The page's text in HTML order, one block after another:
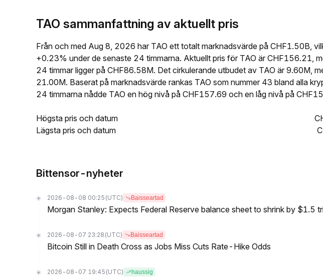
TAO sammanfattning av aktuellt pris
Från och med Aug 8, 2026 har TAO ett totalt marknadsvärde på CHF1.50B,
+0.23% under de senaste 24 timmarna. Aktuellt pris för TAO är CHF156.21,
24 timmar ligger på CHF86.58M. Det cirkulerande utbudet av TAO är 9.60M,
21.00M. Baserat på marknadsvärde rankas TAO som nummer 43 bland alla
24 timmarna nådde TAO en hög nivå på CHF157.69 och en låg nivå på
Högsta pris och datum
Lägsta pris och datum
Bittensor-nyheter
2026-08-08 00:25 (UTC) Baisseartad
Morgan Stanley: Expects Federal Reserve balance sheet to shrink by $1.5
2026-08-07 23:28 (UTC) Baisseartad
Bitcoin Still in Death Cross as Jobs Miss Cuts Rate-Hike Odds
2026-08-07 19:45 (UTC) haussig